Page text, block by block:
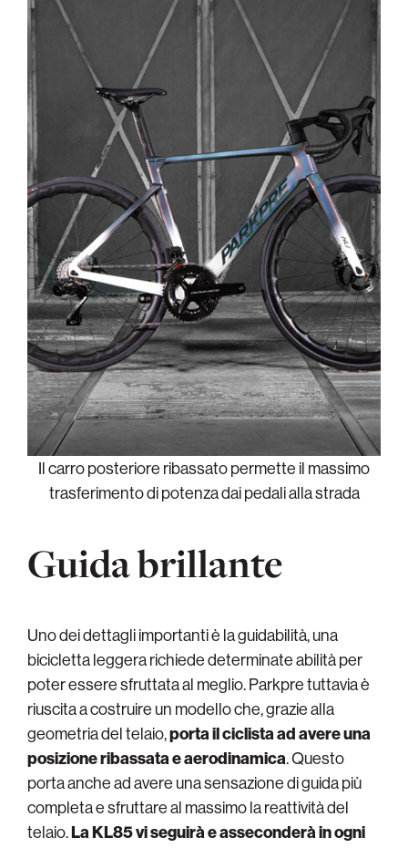
Il carro posteriore ribassato permette il massimo
trasferimento di potenza dai pedali alla strada
Guida brillante
Uno dei dettagli importanti è la guidabilità, una
bicicletta leggera richiede determinate abilità per
poter essere sfruttata al meglio. Parkpre tuttavia è
riuscita a costruire un modello che, grazie alla
geometria del telaio,porta il ciclista ad avere una
posizione ribassata e aerodinamica. Questo
porta anche ad avere una sensazione di guida più
completa e sfruttare al massimo la reattività del
telaio.La KL85 vi seguirà e asseconderà in ogni